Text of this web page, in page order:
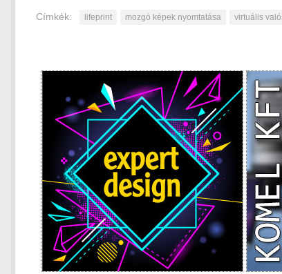
Címkék: lifeprint mozgó képek nyomtatása virtuális